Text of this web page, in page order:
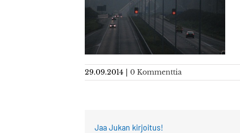
29.09.2014 0 Kommenttia
Jaa Jukan kirjoitus!